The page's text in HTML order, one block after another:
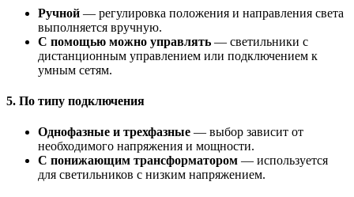
Ручной — регулировка положения и направления света
выполняется вручную.
С помощью можно управлять — светильники с
дистанционным управлением или подключением к
умным сетям.
5. По типу подключения
Однофазные и трехфазные — выбор зависит от
необходимого напряжения и мощности.
С понижающим трансформатором — используется
для светильников с низким напряжением.